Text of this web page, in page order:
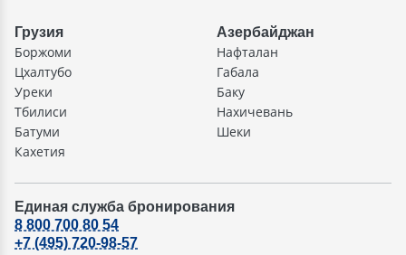
Грузия
Боржоми
Цхалтубо
Уреки
Тбилиси
Батуми
Кахетия
Азербайджан
Нафталан
Габала
Баку
Нахичевань
Шеки
Единая служба бронирования
8 800 700 80 54
+7 (495) 720-98-57